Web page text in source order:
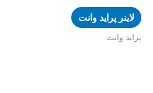
لاینر پراید وانت
پراید وانت